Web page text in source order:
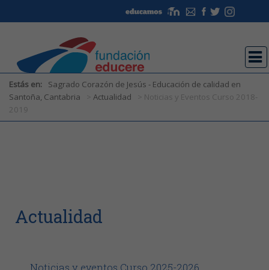
Estás en:
Sagrado Corazón de Jesús - Educación de calidad en
Santoña, Cantabria
> Actualidad
> Noticias y Eventos Curso 2018-
2019
Sagrado Corazón de Jesús - Educación de calidad en
Santoña, Cantabria >Actualidad > Noticias y Eventos Curso 2018-
Actualidad
Noticias y eventos Curso 2025-2026